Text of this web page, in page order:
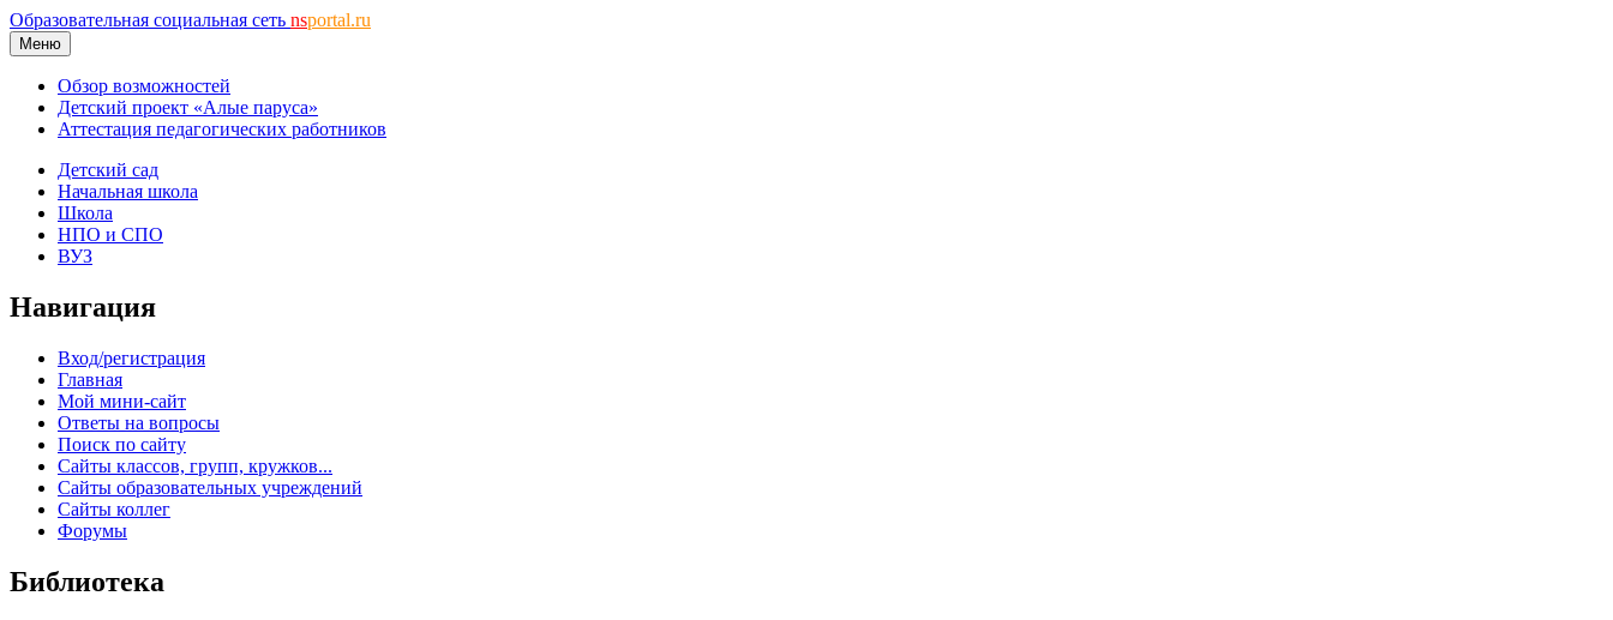
Образовательная социальная сеть nsportal.ru
Меню
Обзор возможностей
Детский проект «Алые паруса»
Аттестация педагогических работников
Детский сад
Начальная школа
Школа
НПО и СПО
ВУЗ
Навигация
Вход/регистрация
Главная
Мой мини-сайт
Ответы на вопросы
Поиск по сайту
Сайты классов, групп, кружков...
Сайты образовательных учреждений
Сайты коллег
Форумы
Библиотека